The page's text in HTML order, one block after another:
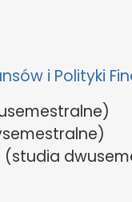
i Polityki
(studia